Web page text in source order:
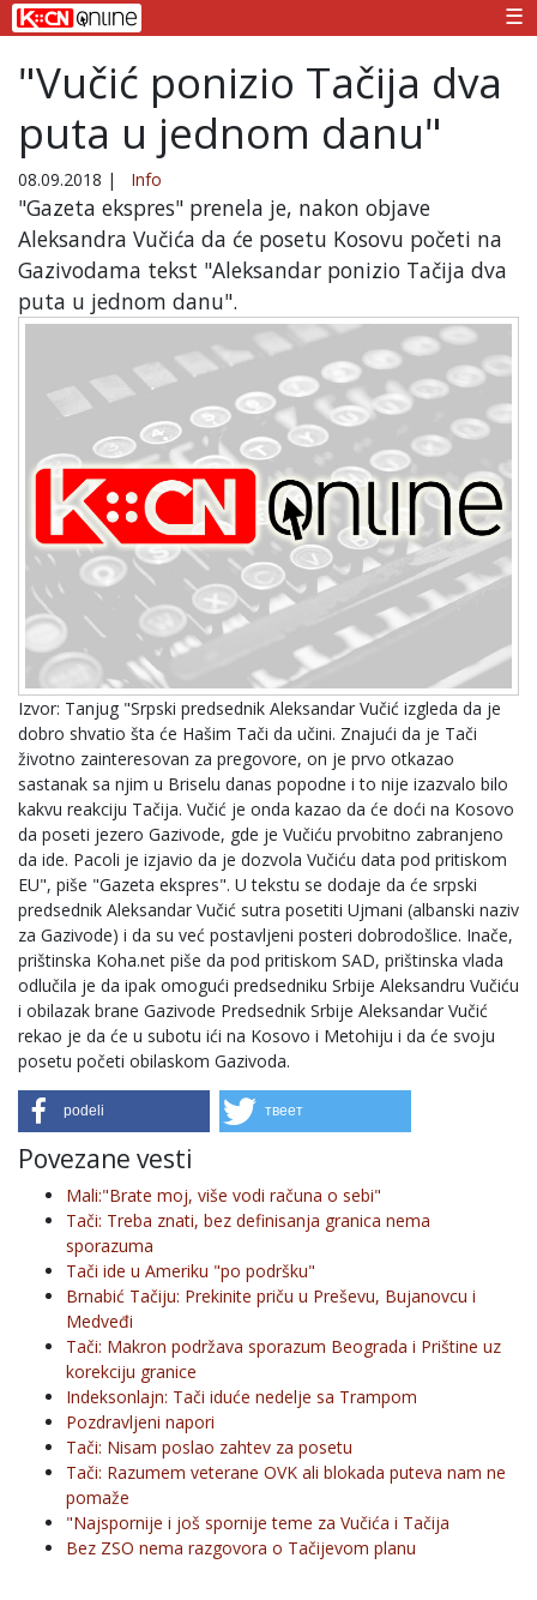
☰
"Vučić ponizio Tačija dva
puta u jednom danu"
08.09.2018 | Info
"Gazeta ekspres" prenela je, nakon objave
Aleksandra Vučića da će posetu Kosovu početi na
Gazivodama tekst "Aleksandar ponizio Tačija dva
puta u jednom danu".
Izvor: Tanjug "Srpski predsednik Aleksandar Vučić izgleda da je
dobro shvatio šta će Hašim Tači da učini. Znajući da je Tači
životno zainteresovan za pregovore, on je prvo otkazao
sastanak sa njim u Briselu danas popodne i to nije izazvalo bilo
kakvu reakciju Tačija. Vučić je onda kazao da će doći na Kosovo
da poseti jezero Gazivode, gde je Vučiću prvobitno zabranjeno
da ide. Pacoli je izjavio da je dozvola Vučiću data pod pritiskom
EU", piše "Gazeta ekspres". U tekstu se dodaje da će srpski
predsednik Aleksandar Vučić sutra posetiti Ujmani (albanski naziv
za Gazivode) i da su već postavljeni posteri dobrodošlice. Inače,
prištinska Koha.net piše da pod pritiskom SAD, prištinska vlada
odlučila je da ipak omogući predsedniku Srbije Aleksandru Vučiću
i obilazak brane Gazivode Predsednik Srbije Aleksandar Vučić
rekao je da će u subotu ići na Kosovo i Metohiju i da će svoju
posetu početi obilaskom Gazivoda.
podeli твеет
Povezane vesti
Mali:"Brate moj, više vodi računa o sebi"
Tači: Treba znati, bez definisanja granica nema
sporazuma
Tači ide u Ameriku "po podršku"
Brnabić Tačiju: Prekinite priču u Preševu, Bujanovcu i
Medveđi
Tači: Makron podržava sporazum Beograda i Prištine uz
korekciju granice
Indeksonlajn: Tači iduće nedelje sa Trampom
Pozdravljeni napori
Tači: Nisam poslao zahtev za posetu
Tači: Razumem veterane OVK ali blokada puteva nam ne
pomaže
"Najspornije i još spornije teme za Vučića i Tačija
Bez ZSO nema razgovora o Tačijevom planu